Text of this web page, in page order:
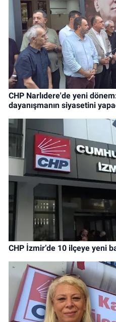
CHP Narlıdere'de yeni
dayanışmanın siyasetini
CHP İzmir’de 10 ilçeye yeni